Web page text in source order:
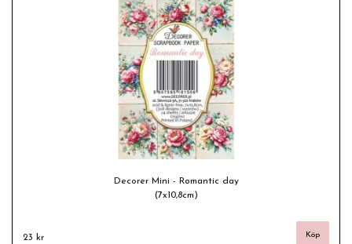
Decorer Mini - Romantic day
(7x10,8cm)
23 kr